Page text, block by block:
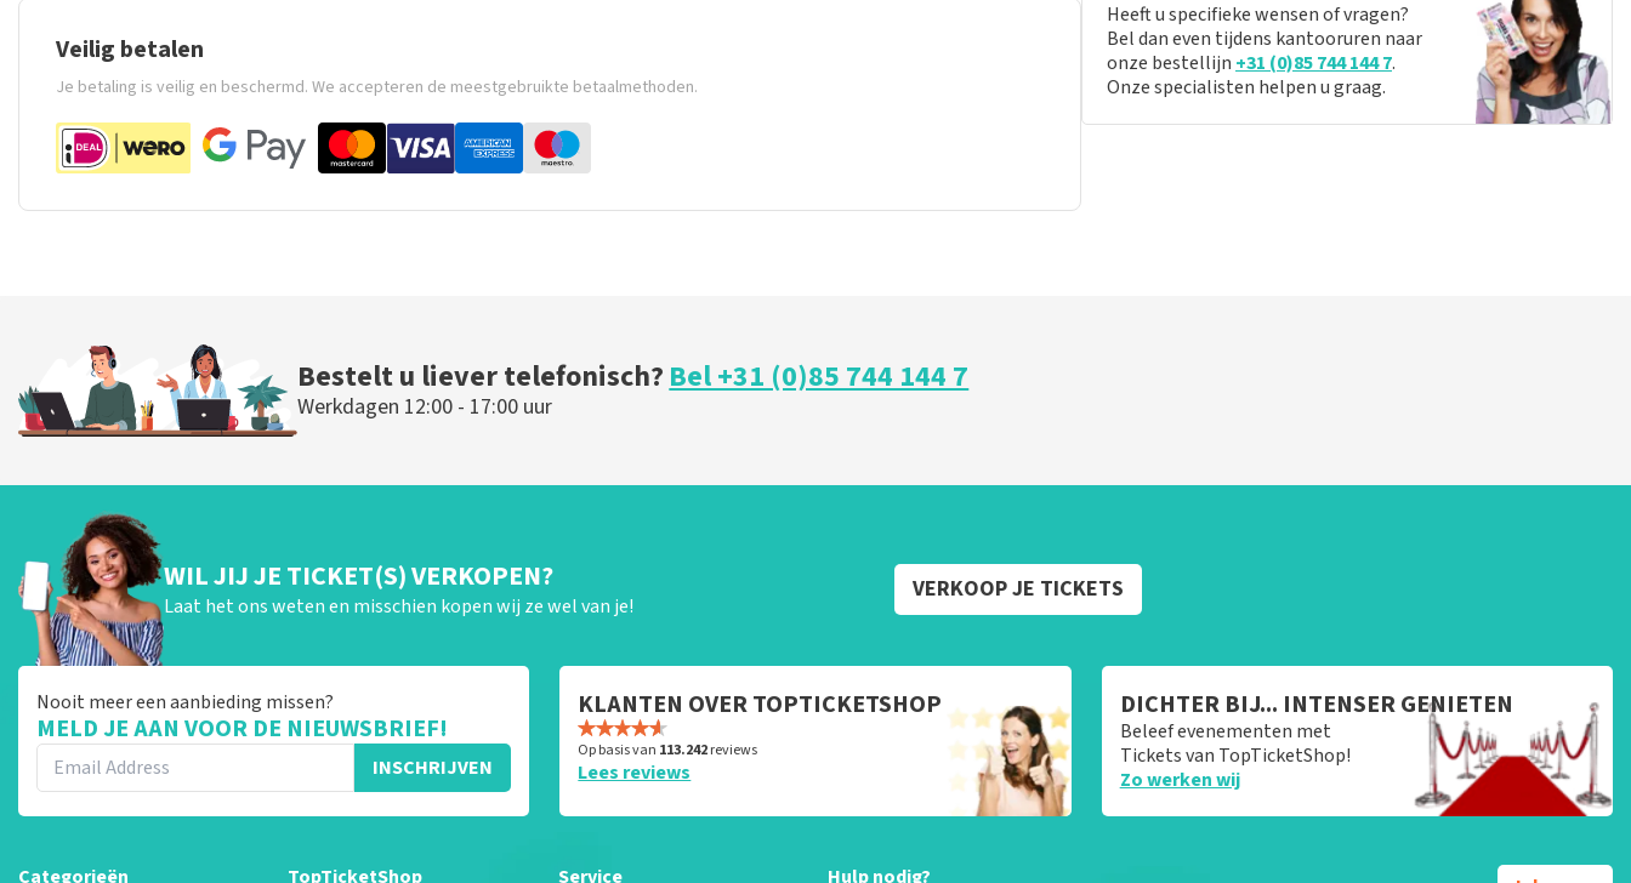
Veilig betalen
Je betaling is veilig en beschermd. We accepteren de meestgebruikte betaalmethoden.
Heeft u specifieke wensen of vragen?
Bel dan even tijdens kantooruren naar
onze bestellijn +31 (0)85 744 144 7.
Onze specialisten helpen u graag.
Bestelt u liever telefonisch?Bel +31 (0)85 744 144 7
Werkdagen 12:00 - 17:00 uur
WIL JIJ JE TICKET(S) VERKOPEN?
Laat het ons weten en misschien kopen wij ze wel van je!
VERKOOP JE TICKETS
Nooit meer een aanbieding missen?
MELD JE AAN VOOR DE NIEUWSBRIEF!
INSCHRIJVEN
KLANTEN OVER TOPTICKETSHOP
Op basis van 113.242reviews
Lees reviews
DICHTER BIJ... INTENSER GENIETEN
Beleef evenementen met
Tickets van TopTicketShop!
Zo werken wij
Categorieën TopTicketShop Service Hulp nodig?